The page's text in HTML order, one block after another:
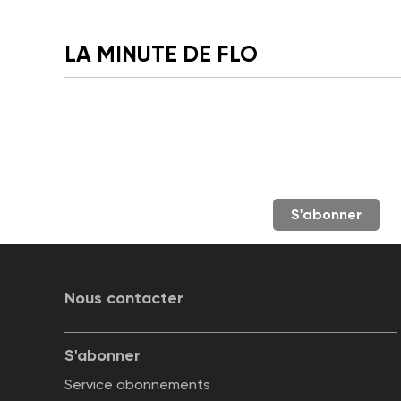
LA MINUTE DE FLO
S'abonner
Nous contacter
S'abonner
Service abonnements